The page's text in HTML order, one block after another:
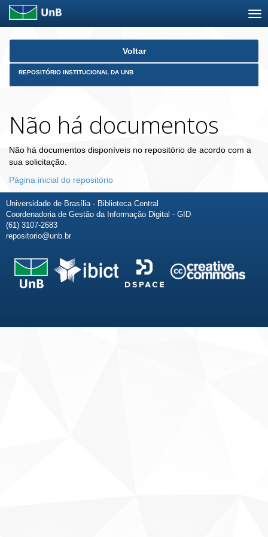
Skip
Voltar
REPOSITÓRIO INSTITUCIONAL DA UNB
Não há documentos
Não há documentos disponíveis no repositório de acordo com a
sua solicitação.
Página inicial do repositório
Universidade de Brasília - Biblioteca Central
Coordenadoria de Gestão da Informação Digital - GID
(61) 3107-2683
repositorio@unb.br